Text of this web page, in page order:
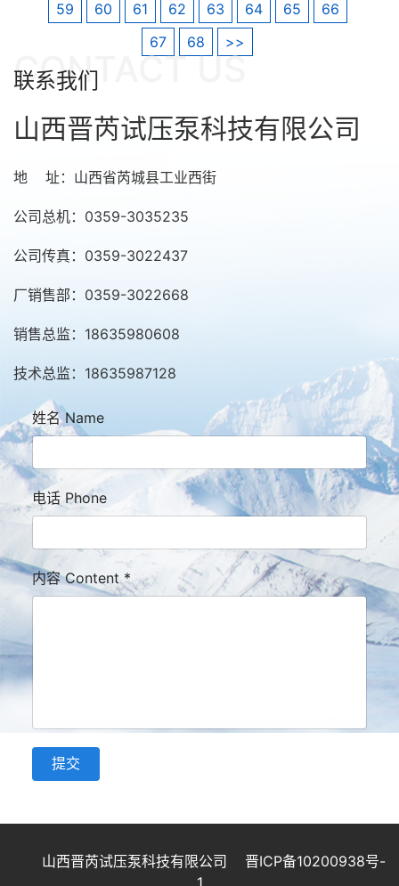
59 60 61 62 63 64 65
66
67
68 >>
CONTACT US
联系我们
山西晋芮试压泵科技有限公司
地 址：山西省芮城县工业西街
公司总机：0359-3035235
公司传真：0359-3022437
厂销售部：0359-3022668
销售总监：18635980608
技术总监：18635987128
姓名 Name
电话 Phone
内容 Content*
提交
山西晋芮试压泵科技有限公司 晋ICP备10200938号-